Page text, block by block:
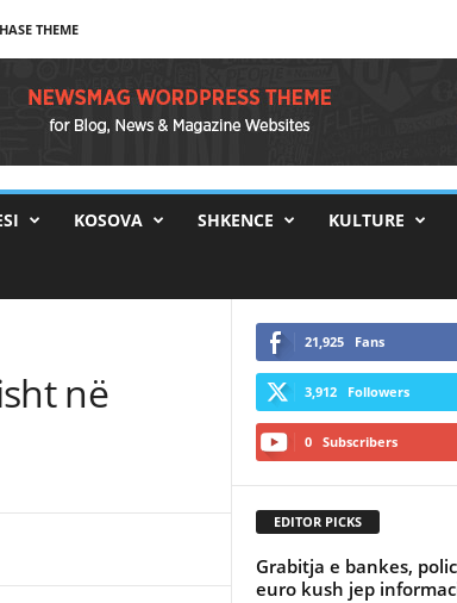
THEME
KOSOVA SHKENCE KULTURE
në
21,925 Fans
3,912 Followers
0 Subscribers
EDITOR PICKS
Grabitja e bankes,
euro kush jep